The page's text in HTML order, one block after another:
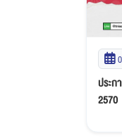
ประก
2570